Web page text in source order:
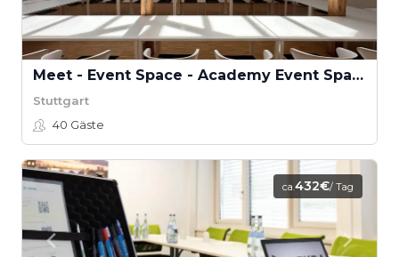
Meet - Event Space - Academy Event Space
Stuttgart
40 Gäste
ca.432€/ Tag